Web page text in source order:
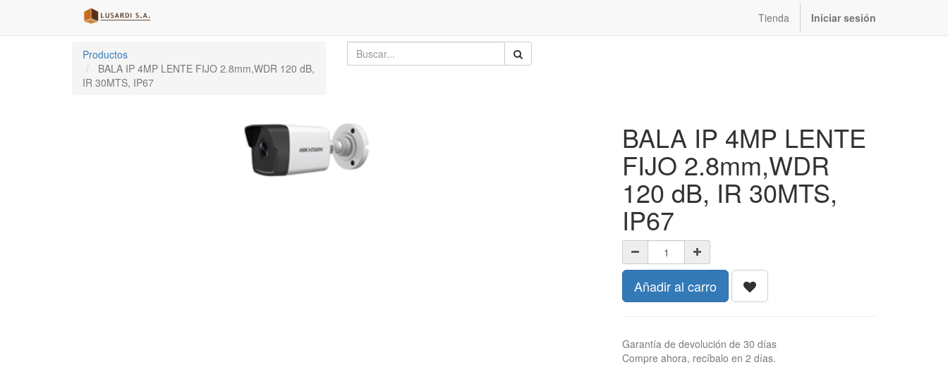
Tienda Iniciar sesión
Productos
BALA IP 4MP LENTE FIJO 2.8mm,WDR 120 dB,
IR 30MTS, IP67
BALA IP 4MP LENTE
FIJO 2.8mm,WDR
120 dB, IR 30MTS,
IP67
Añadir al carro
Garantía de devolución de 30 días
Compre ahora, recíbalo en 2 días.